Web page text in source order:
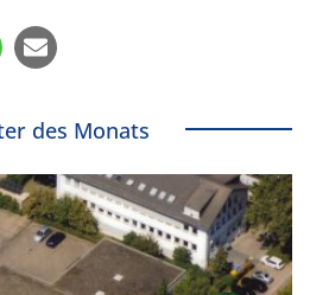
des Monats